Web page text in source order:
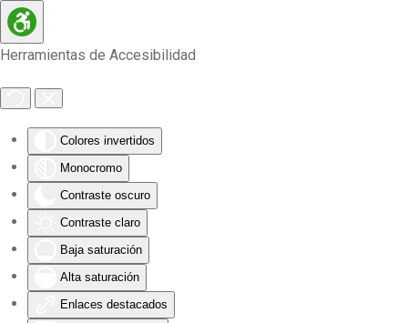
Herramientas de Accesibilidad
Colores invertidos
Monocromo
Contraste oscuro
Contraste claro
Baja saturación
Alta saturación
Enlaces destacados
Skip to main content